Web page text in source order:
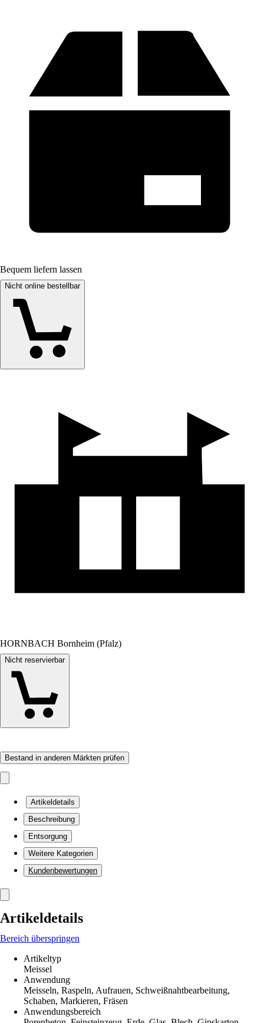
Bequem liefern lassen
Nicht online bestellbar
HORNBACH Bornheim (Pfalz)
Nicht reservierbar
Bestand in anderen Märkten prüfen
Artikeldetails
Beschreibung
Entsorgung
Weitere Kategorien
Kundenbewertungen
Artikeldetails
Bereich überspringen
Artikeltyp
Meissel
Anwendung
Meisseln, Raspeln, Aufrauen, Schweißnahtbearbeitung,
Schaben, Markieren, Fräsen
Anwendungsbereich